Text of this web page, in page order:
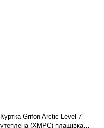
Куртка Grifon Arctic Level 7
утеплена (ХМРС) плащівка